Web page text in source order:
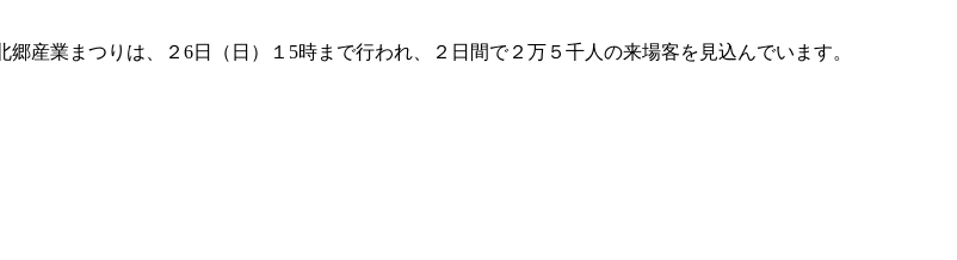
産業まつりは、２6日（日）１5時まで行われ、２日間で２万５千人の来場客を見込んでいます。